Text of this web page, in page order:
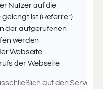
Nutzer auf die
ist (Referrer)
der aufgerufenen
werden
Webseite
der Webseite
auf den Servern